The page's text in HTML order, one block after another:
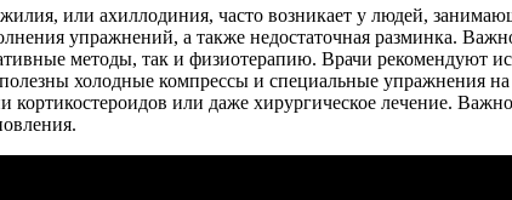
или ахиллодиния, часто возникает у людей,
упражнений, а также недостаточная разминка.
методы, так и физиотерапию. Врачи рекомендуют
холодные компрессы и специальные упражнения на
кортикостероидов или даже хирургическое лечение.